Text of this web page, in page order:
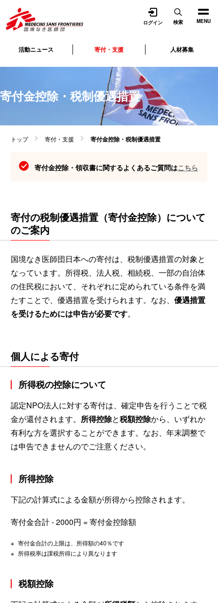
MENU
活動ニュース 寄付・支援 人材募集
ログイン 検索
トップ 寄付・支援 寄付金控除・税制優遇措置
寄付金控除・税制優遇措置
寄付金控除・領収書に関するよくあるご質問はこちら
寄付の税制優遇措置（寄付金控除）について
のご案内
国境なき医師団日本への寄付は、税制優遇措置の対象と
なっています。所得税、法人税、相続税、一部の自治体
の住民税において、それぞれに定められている条件を満
たすことで、優遇措置を受けられます。なお、 優遇措置
を受けるためには申告が必要です。
個人による寄付
所得税の控除について
認定NPO法人に対する寄付は、確定申告を行うことで税
金が還付されます。 所得控除と税額控除から、いずれか
有利な方を選択することができます。なお、年末調整で
は申告できませんのでご注意ください。
所得控除
下記の計算式による金額が所得から控除されます。
寄付金合計 - 2000円 = 寄付金控除額
※ 寄付金合計の上限は、所得額の40％です
※ 所得税率は課税所得により異なります
税額控除